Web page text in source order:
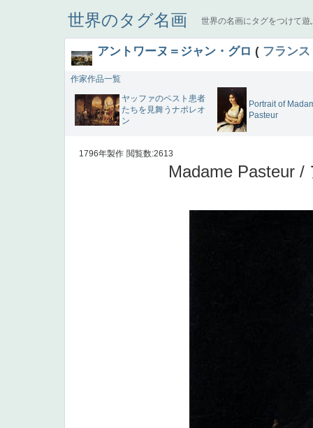
世界のタグ名画 世界の名画にタグをつけて遊
アントワーヌ＝ジャン・グロ ( フランス
作家作品一覧
ヤッファのペスト患者
たちを見舞うナポレオ
ン
Portrait of
Pasteur
1796年製作 閲覧数:2613
Madame Pasteur /